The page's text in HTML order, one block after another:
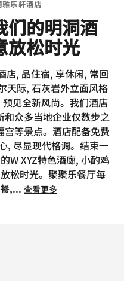
乐轩酒店
们的明洞酒
放松时光
店, 品住宿, 享休闲, 常回
天际, 石灰岩外立面风格
见全新风尚。我们酒店
众多当地企业仅数步之
等景点。酒店配备免费
, 尽显现代格调。结束一
W XYZ特色酒廊, 小酌鸡
松时光。聚聚乐餐厅每
,... 查看更多